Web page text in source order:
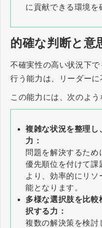
に貢献できる環境を
的確な判断と意
不確実性の高い状況下
行う能力は、リーダーに
この能力には、次のよ
複雑な状況を整理し
力：
問題を解決するため
優先順位を付けて課
より、効率的にリ
能となります。
多様な選択肢を比較
択する力：
複数の解決策を検討